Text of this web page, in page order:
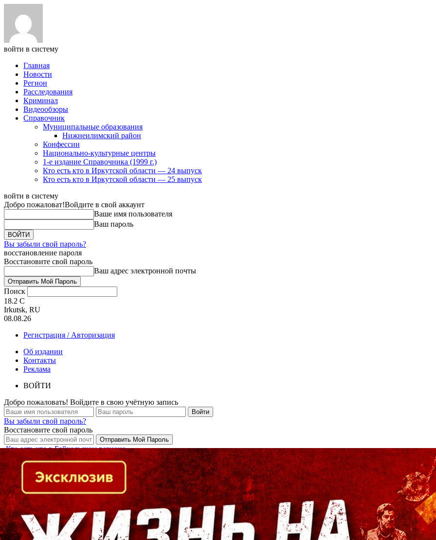
войти в систему
Главная
Новости
Регион
Расследования
Криминал
Видеообзоры
Справочник
Муниципальные образования
Нижнеилимский район
Конфессии
Национально-культурные центры
1-е издание Справочника (1999 г.)
Кто есть кто в Иркутской области — 24 выпуск
Кто есть кто в Иркутской области — 25 выпуск
войти в систему
Добро пожаловат!Войдите в свой аккаунт
Ваше имя пользователя
Ваш пароль
Вы забыли свой пароль?
восстановление пароля
Восстановите свой пароль
Ваш адрес электронной почты
Поиск
18.2 C
Irkutsk, RU
08.08.26
Регистрация / Авторизация
Об издании
Контакты
Реклама
ВОЙТИ
Добро пожаловать! Войдите в свою учётную запись
Вы забыли свой пароль?
Восстановите свой пароль
Кто есть кто в Байкальском регионе